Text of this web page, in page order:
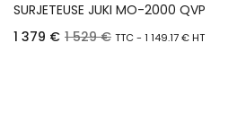
SURJETEUSE JUKI MO-2000 QVP
1 379 € 1 529€ TTC - 1 149.17€HT